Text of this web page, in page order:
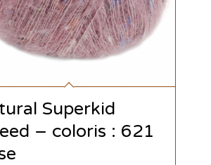
Superkid
– coloris : 621